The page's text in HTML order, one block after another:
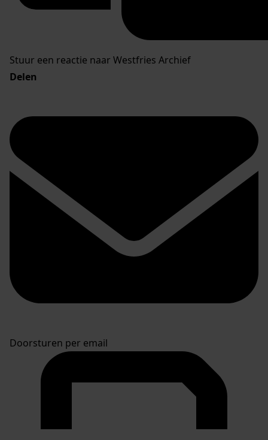
Stuur een reactie naar Westfries Archief
Delen
Doorsturen per email